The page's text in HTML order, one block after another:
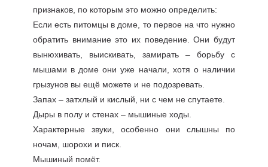
признаков, по которым это можно определить:
Если есть питомцы в доме, то первое на что нужно
обратить внимание это их поведение. Они будут
вынюхивать, выискивать, замирать – борьбу с
мышами в доме они уже начали, хотя о наличии
грызунов вы ещё можете и не подозревать.
Запах – затхлый и кислый, ни с чем не спутаете.
Дыры в полу и стенах – мышиные ходы.
Характерные звуки, особенно они слышны по
ночам, шорохи и писк.
Мышиный помёт.